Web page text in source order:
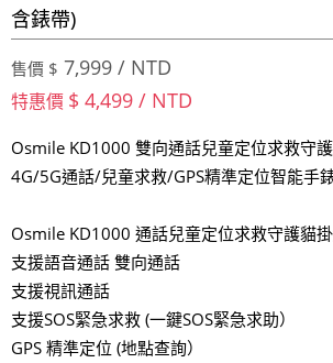
含錶帶)
售價 $ 7,999 / NTD
特惠價 $ 4,499 / NTD
Osmile KD1000 雙向通話兒童定位求救守護
4G/5G通話/兒童求救/GPS精準定位智能手
Osmile KD1000 通話兒童定位求救守護貓
支援語音通話 雙向通話
支援視訊通話
支援SOS緊急求救 (一鍵SOS緊急求助）
GPS 精準定位 (地點查詢）